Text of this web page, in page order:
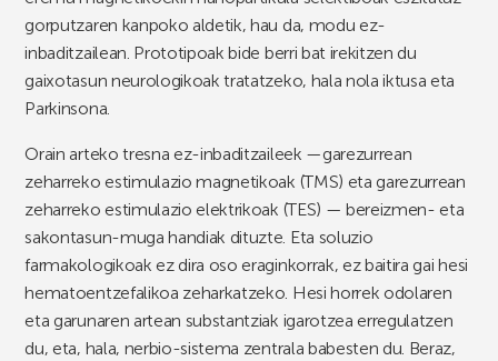
gorputzaren kanpoko aldetik, hau da, modu ez-
inbaditzailean. Prototipoak bide berri bat irekitzen du
gaixotasun neurologikoak tratatzeko, hala nola iktusa eta
Parkinsona.
Orain arteko tresna ez-inbaditzaileek —garezurrean
zeharreko estimulazio magnetikoak (TMS) eta garezurrean
zeharreko estimulazio elektrikoak (TES) — bereizmen- eta
sakontasun-muga handiak dituzte. Eta soluzio
farmakologikoak ez dira oso eraginkorrak, ez baitira gai hesi
hematoentzefalikoa zeharkatzeko. Hesi horrek odolaren
eta garunaren artean substantziak igarotzea erregulatzen
du, eta, hala, nerbio-sistema zentrala babesten du. Beraz,